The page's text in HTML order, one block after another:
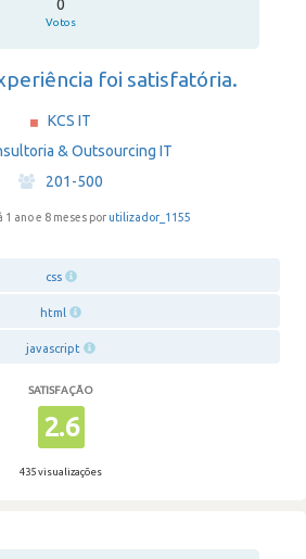
0
Votos
foi satisfatória.
KCS IT
·
& Outsourcing IT
·
201-500
1 ano e 8 meses por utilizador_1155
css
html
javascript
SATISFAÇÃO
2.6
435 visualizações